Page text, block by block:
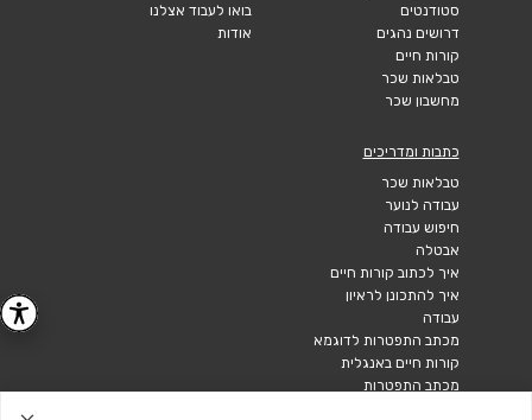
סטודנטים
דרושים נהגים
קורות חיים
טבלאות שכר
מחשבון שכר
בואו לעבוד אצלנו
אודות
כתבות ומדריכים
טבלאות שכר
עבודה לנוער
חיפוש עבודה
אבטלה
איך לכתוב קורות חיים
איך להתכונן לראיון
עבודה
מכתב התפטרות לדוגמא
קורות חיים באנגלית
מכתב התפטרות